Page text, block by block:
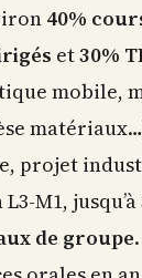
40%
et30%
mobile,
projet
M1, jusqu’à
de groupe.